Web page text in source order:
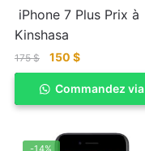
iPhone 7 Plus Prix à
Kinshasa
175$ 150 $
ACHETER
Commandez via
-14%